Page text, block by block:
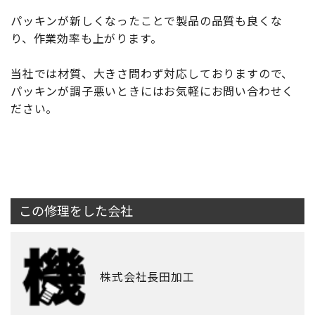
パッキンが新しくなったことで製品の品質も良くな
り、作業効率も上がります。
当社では材質、大きさ問わず対応しておりますので、
パッキンが調子悪いときにはお気軽にお問い合わせく
ださい。
この修理をした会社
株式会社長田加工